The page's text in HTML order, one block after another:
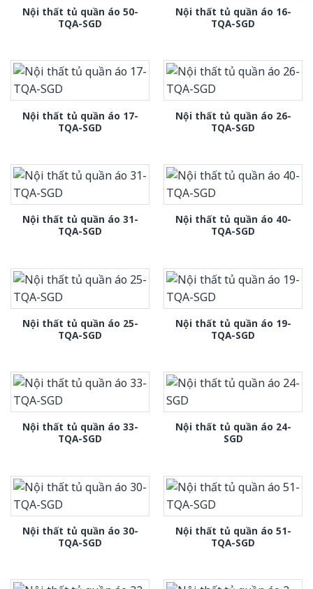
Nội thất tủ quần áo 50-
TQA-SGD
Nội thất tủ quần áo 16-
TQA-SGD
Nội thất tủ quần áo 17-
TQA-SGD
Nội thất tủ quần áo 26-
TQA-SGD
Nội thất tủ quần áo 31-
TQA-SGD
Nội thất tủ quần áo 40-
TQA-SGD
Nội thất tủ quần áo 25-
TQA-SGD
Nội thất tủ quần áo 19-
TQA-SGD
Nội thất tủ quần áo 33-
TQA-SGD
Nội thất tủ quần áo 24-
SGD
Nội thất tủ quần áo 30-
TQA-SGD
Nội thất tủ quần áo 51-
TQA-SGD